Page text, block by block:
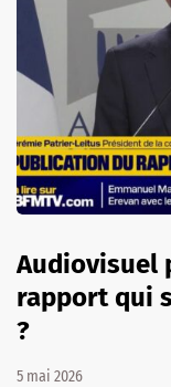
Audiovisuel
rapport qui
?
5 mai 2026